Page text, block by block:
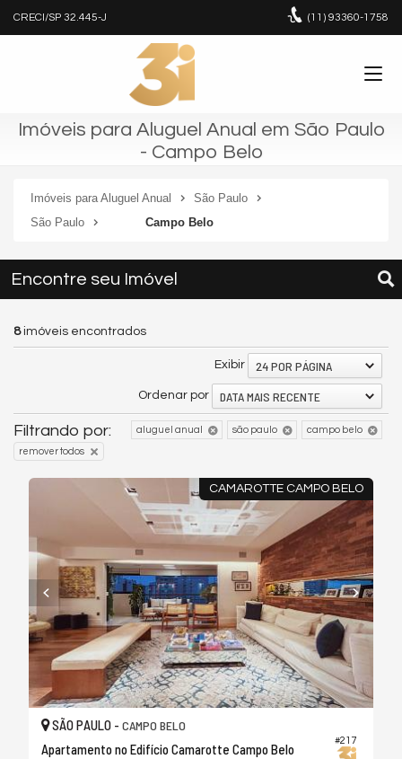
CRECI/SP 32.445-J (11) 93360-1758
Imóveis para Aluguel Anual em São Paulo
- Campo Belo
Imóveis para Aluguel Anual
São Paulo
São Paulo
Campo Belo
Encontre seu Imóvel
8imóveis encontrados
Exibir 24 POR PÁGINA
Ordenar por DATA MAIS RECENTE
Filtrando por: aluguel anual são paulo campo belo
remover todos
CAMAROTTE CAMPO BELO
#217
SÃO PAULO - CAMPO BELO
Apartamento no Edifício Camarotte Campo Belo